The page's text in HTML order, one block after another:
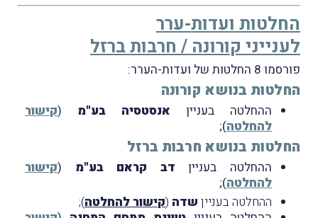
החלטות ועדות-ערר
לענייני קורונה / חרבות ברזל
פורסמו 8 החלטות של ועדות-הערר:
החלטות בנושא קורונה
ההחלטה בעניין אנסטסיה בע"מ (קישור
להחלטה);
החלטות בנושא חרבות ברזל
ההחלטה בעניין דב קראם בע"מ (קישור
להחלטה);
ההחלטה בעניין שדה (קישור להחלטה);